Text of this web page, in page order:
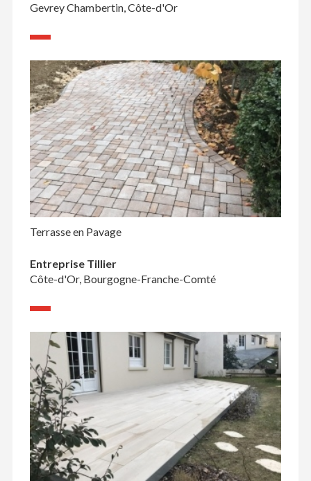
Gevrey Chambertin, Côte-d'Or
Terrasse en Pavage
Entreprise Tillier
Côte-d'Or, Bourgogne-Franche-Comté